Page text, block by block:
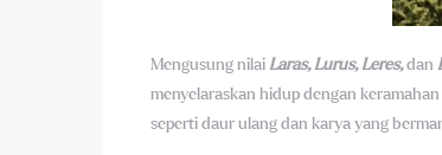
Mengusung nilai Laras, Lurus, Leres,dan
menyelaraskan hidup dengan keramahan
seperti daur ulang dan karya yang